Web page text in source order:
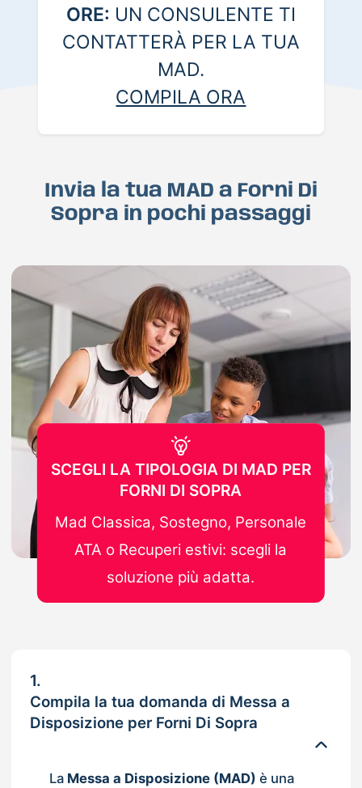
ORE: UN CONSULENTE TI
CONTATTERÀ PER LA TUA
MAD.
COMPILA ORA
Invia la tua MAD a Forni Di
Sopra in pochi passaggi
1.
Compila la tua domanda di Messa a
Disposizione per Forni Di Sopra
La Messa a Disposizione (MAD) è una
SCEGLI LA TIPOLOGIA DI MAD PER
FORNI DI SOPRA
Mad Classica, Sostegno, Personale
ATA o Recuperi estivi: scegli la
soluzione più adatta.